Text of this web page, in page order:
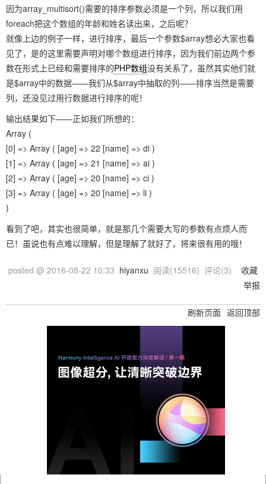
因为array_multisort()需要的排序参数必须是一个列，所以我们用
foreach把这个数组的年龄和姓名读出来，之后呢？
就像上边的例子一样，进行排序，最后一个参数$array想必大家也看
见了，是的这里需要声明对哪个数组进行排序，因为我们前边两个参
数在形式上已经和需要排序的PHP数组没有关系了，虽然其实他们就
是$array中的数据——我们从$array中抽取的列——排序当然是需要
列，还没见过用行数据进行排序的呢！
输出结果如下——正如我们所想的：
Array (
[0] => Array ( [age] => 22 [name] => di )
[1] => Array ( [age] => 21 [name] => ai )
[2] => Array ( [age] => 20 [name] => ci )
[3] => Array ( [age] => 20 [name] => li )
)
看到了吧，其实也很简单，就是那几个需要大写的参数有点烦人而
已！虽说也有点难以理解，但是理解了就好了，将来很有用的哦！
posted @ 2016-08-22 10:33 hiyanxu 阅读(15516) 评论(3) 收藏
举报
刷新页面 返回顶部